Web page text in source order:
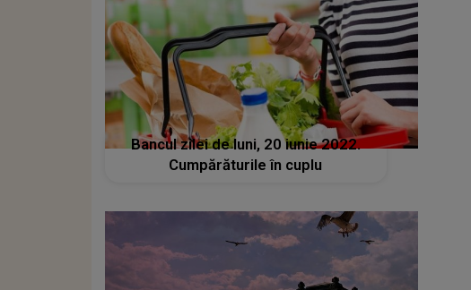
Bancul zilei de luni, 20 iunie 2022.
Cumpărăturile în cuplu